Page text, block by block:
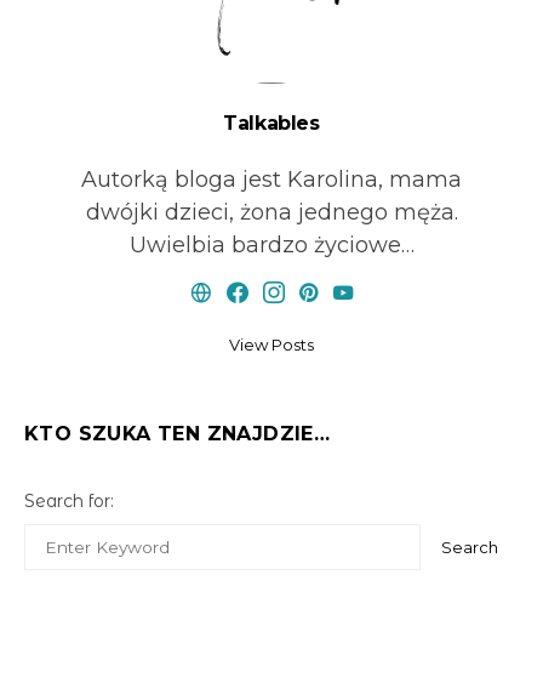
Talkables
Autorką bloga jest Karolina, mama
dwójki dzieci, żona jednego męża.
Uwielbia bardzo życiowe…
View Posts
KTO SZUKA TEN ZNAJDZIE…
Search for:
Search